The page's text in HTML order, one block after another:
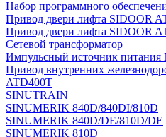
Набор программного
Привод двери лифта SIDOOR
Привод двери лифта SIDOOR
Сетевой трансформатор
Импульсный источник питания
Привод внутренних
ATD400T
SINUTRAIN
SINUMERIK 840D/840DI/810D
SINUMERIK 840D/DE/810D/DE
SINUMERIK 810D